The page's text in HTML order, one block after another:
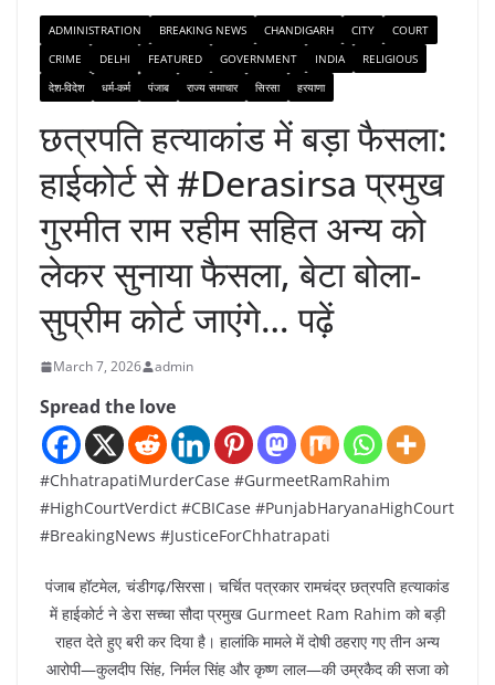
ADMINISTRATION BREAKING NEWS CHANDIGARH CITY
COURT
CRIME
DELHI FEATURED GOVERNMENT INDIA
RELIGIOUS
देश-विदेश
धर्म-कर्म पंजाब राज्य समाचार सिरसा हरयाणा
छत्रपति हत्याकांड में बड़ा फैसला:
हाईकोर्ट से #Derasirsa प्रमुख
गुरमीत राम रहीम सहित अन्य को
लेकर सुनाया फैसला, बेटा बोला-
सुप्रीम कोर्ट जाएंगे… पढ़ें
March 7, 2026 admin
Spread the love
#ChhatrapatiMurderCase #GurmeetRamRahim
#HighCourtVerdict #CBICase #PunjabHaryanaHighCourt
#BreakingNews #JusticeForChhatrapati
पंजाब हॉटमेल, चंडीगढ़/सिरसा। चर्चित पत्रकार रामचंद्र छत्रपति हत्याकांड
में हाईकोर्ट ने डेरा सच्चा सौदा प्रमुख Gurmeet Ram Rahim को बड़ी
राहत देते हुए बरी कर दिया है। हालांकि मामले में दोषी ठहराए गए तीन अन्य
आरोपी—कुलदीप सिंह, निर्मल सिंह और कृष्ण लाल—की उम्रकैद की सजा को